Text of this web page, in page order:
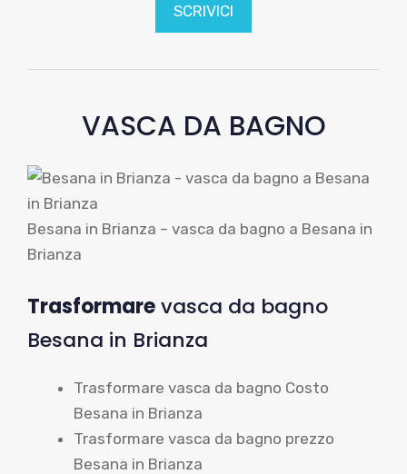
SCRIVICI
VASCA DA BAGNO
Besana in Brianza – vasca da bagno a Besana in
Brianza
Trasformarevasca da bagno
Besana in Brianza
Trasformare vasca da bagno Costo
Besana in Brianza
Trasformare vasca da bagno prezzo
Besana in Brianza